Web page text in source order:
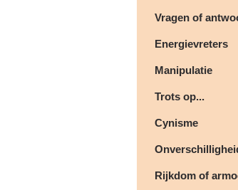
Vragen of
Energievreters
Manipulatie
Trots op...
Cynisme
Rijkdom of